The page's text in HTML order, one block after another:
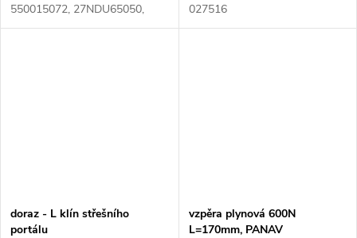
550015072, 27NDU65050,
4038065050, 4039069190
027516
doraz - L klín střešního
portálu
vzpěra plynová 600N
L=170mm, PANAV